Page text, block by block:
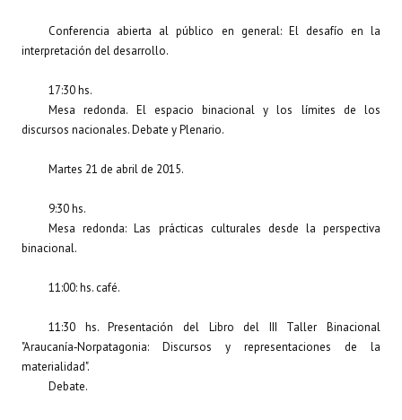
Conferencia abierta al público en general: El desafío en la
interpretación del desarrollo.
17:30 hs.
Mesa redonda. El espacio binacional y los límites de los
discursos nacionales. Debate y Plenario.
Martes 21 de abril de 2015.
9:30 hs.
Mesa redonda: Las prácticas culturales desde la perspectiva
binacional.
11:00: hs. café.
11:30 hs. Presentación del Libro del III Taller Binacional
"Araucanía‐Norpatagonia: Discursos y representaciones de la
materialidad".
Debate.